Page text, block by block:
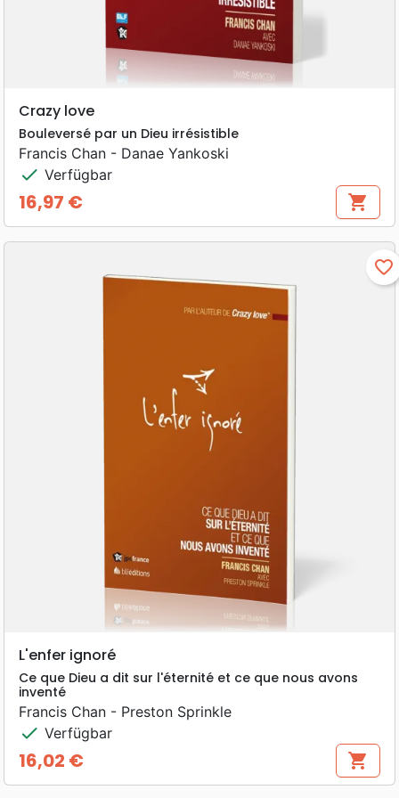
Crazy love
Bouleversé par un Dieu irrésistible
Francis Chan - Danae Yankoski
check Verfügbar
Preis
16,97 € shopping_cart
favorite_border
L'enfer ignoré
Ce que Dieu a dit sur l'éternité et ce que nous avons
inventé
Francis Chan - Preston Sprinkle
check Verfügbar
Preis
16,02 € shopping_cart